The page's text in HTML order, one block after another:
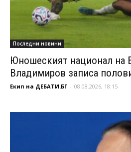
Последни новини
Юношеският национал на
Владимиров записа
Екип на ДЕБАТИ.БГ - 08.08.2026, 18:15